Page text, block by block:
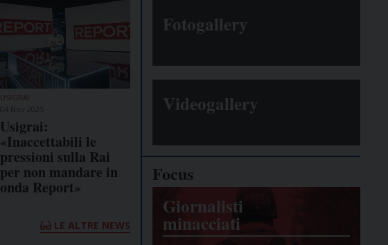
USIGRAI
Usigrai:
«Inaccettabili le
pressioni sulla Rai
per non mandare in
onda Report»
LE ALTRE NEWS
Fotogallery
Videogallery
Focus
Giornalisti
minacciati